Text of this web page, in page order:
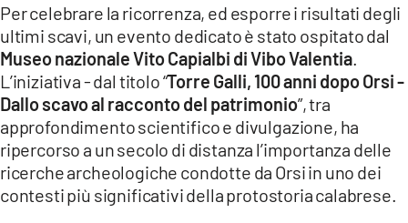
Per celebrare la ricorrenza, ed esporre i risultati degli
ultimi scavi, un evento dedicato è stato ospitato dal
Museo nazionale Vito Capialbi di Vibo Valentia
L’iniziativa - dal titolo “Torre Galli, 100 anni dopo Orsi -
Dallo scavo al racconto del patrimonio”, tra
approfondimento scientifico e divulgazione, ha
ripercorso a un secolo di distanza l’importanza delle
ricerche archeologiche condotte da Orsi in uno dei
contesti più significativi della protostoria calabrese.